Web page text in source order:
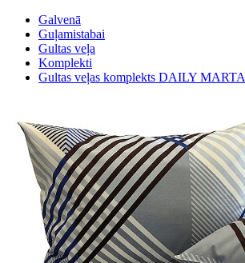
Galvenā
Guļamistabai
Gultas veļa
Komplekti
Gultas veļas komplekts DAILY MARTA